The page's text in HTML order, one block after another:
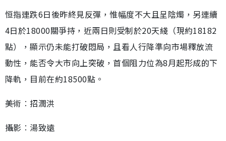
恒指連跌6日後昨終見反彈，惟幅度不大且呈陰燭，另連續
4日於18000關爭持，近兩日則受制於20天綫（現約18182
點），顯示仍未能打破悶局，且看人行降準向市場釋放流
動性，能否令大市向上突破，首個阻力位為8月起形成的下
降軌，目前在約18500點。
美術︰招潤洪
攝影︰湯致遠